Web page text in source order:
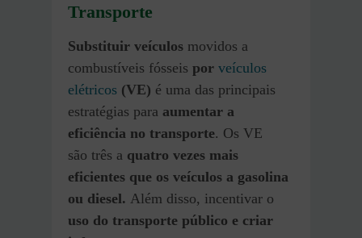
Transporte
Substituir veículos movidos a
combustíveis fósseis por veículos
elétricos (VE) é uma das principais
estratégias para aumentar a
eficiência no transporte. Os VE
são três a quatro vezes mais
eficientes que os veículos a gasolina
ou diesel. Além disso, incentivar o
uso do transporte público e criar